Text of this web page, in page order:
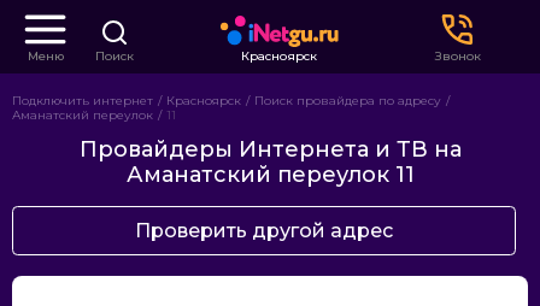
Меню Поиск Красноярск Звонок
Подключить интернет Красноярск
Поиск провайдера по адресу
Аманатский переулок
11
Провайдеры Интернета и ТВ на
Аманатский переулок 11
Проверить другой адрес